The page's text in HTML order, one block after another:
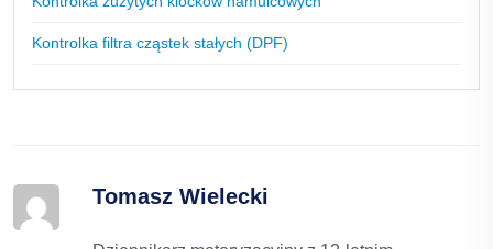
Kontrolka filtra cząstek stałych (DPF)
Tomasz Wielecki